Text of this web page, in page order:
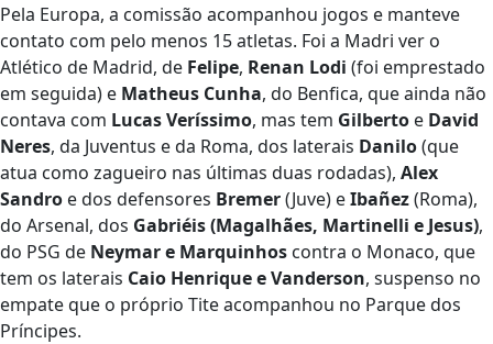
Pela Europa, a comissão acompanhou jogos e manteve
contato com pelo menos 15 atletas. Foi a Madri ver o
Atlético de Madrid, de Felipe, Renan Lodi (foi emprestado
em seguida) e Matheus Cunha, do Benfica, que ainda não
contava com Lucas Veríssimo, mas tem Gilberto e David
Neres, da Juventus e da Roma, dos laterais Danilo(que
atua como zagueiro nas últimas duas rodadas), Alex
Sandro e dos defensores Bremer(Juve) eIbañez(Roma),
do Arsenal, dos Gabriéis (Magalhães, Martinelli e Jesus),
do PSG de Neymar e Marquinhos contra o Monaco, que
tem os laterais Caio Henrique e Vanderson, suspenso no
empate que o próprio Tite acompanhou no Parque dos
Príncipes.